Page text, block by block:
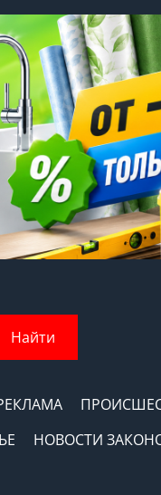
Найти
НОВОСТИ